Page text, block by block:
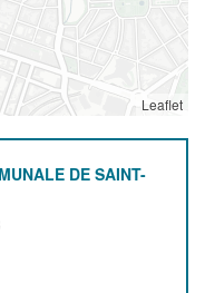
Leaflet
DE SAINT-